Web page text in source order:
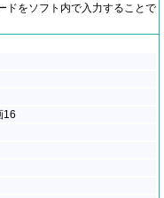
ドをソフト内で入力することで
16